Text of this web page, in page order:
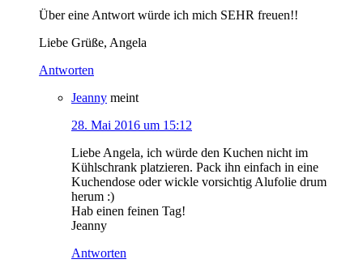
Über eine Antwort würde ich mich SEHR freuen!!
Liebe Grüße, Angela
Antworten
Jeanny meint
28. Mai 2016 um 15:12
Liebe Angela, ich würde den Kuchen nicht im
Kühlschrank platzieren. Pack ihn einfach in eine
Kuchendose oder wickle vorsichtig Alufolie drum
herum :)
Hab einen feinen Tag!
Jeanny
Antworten